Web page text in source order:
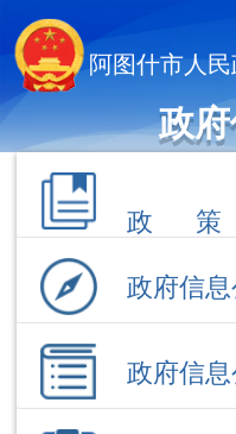
阿图什市人
政
政府信息公
政府信息公
法定主动公